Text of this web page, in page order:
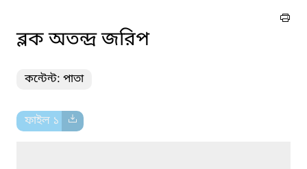
ব্লক অতন্দ্র জরিপ
কন্টেন্ট: পাতা
ফাইল ১